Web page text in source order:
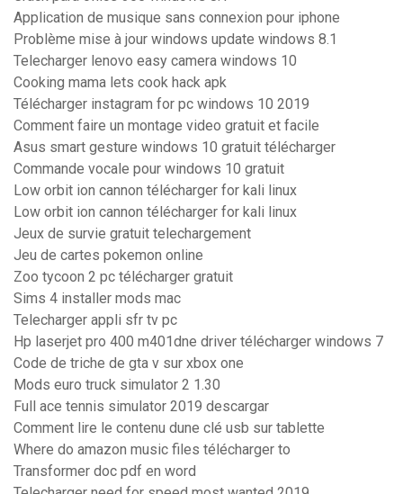
Application de musique sans connexion pour iphone
Problème mise à jour windows update windows 8.1
Telecharger lenovo easy camera windows 10
Cooking mama lets cook hack apk
Télécharger instagram for pc windows 10 2019
Comment faire un montage video gratuit et facile
Asus smart gesture windows 10 gratuit télécharger
Commande vocale pour windows 10 gratuit
Low orbit ion cannon télécharger for kali linux
Low orbit ion cannon télécharger for kali linux
Jeux de survie gratuit telechargement
Jeu de cartes pokemon online
Zoo tycoon 2 pc télécharger gratuit
Sims 4 installer mods mac
Telecharger appli sfr tv pc
Hp laserjet pro 400 m401dne driver télécharger windows 7
Code de triche de gta v sur xbox one
Mods euro truck simulator 2 1.30
Full ace tennis simulator 2019 descargar
Comment lire le contenu dune clé usb sur tablette
Where do amazon music files télécharger to
Transformer doc pdf en word